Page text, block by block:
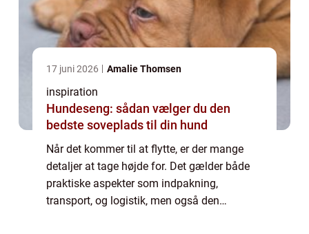
17 juni 2026 Amalie Thomsen
inspiration
Hundeseng: sådan vælger du den
bedste soveplads til din hund
Når det kommer til at flytte, er der mange
detaljer at tage højde for. Det gælder både
praktiske aspekter som indpakning,
transport, og logistik, men også den